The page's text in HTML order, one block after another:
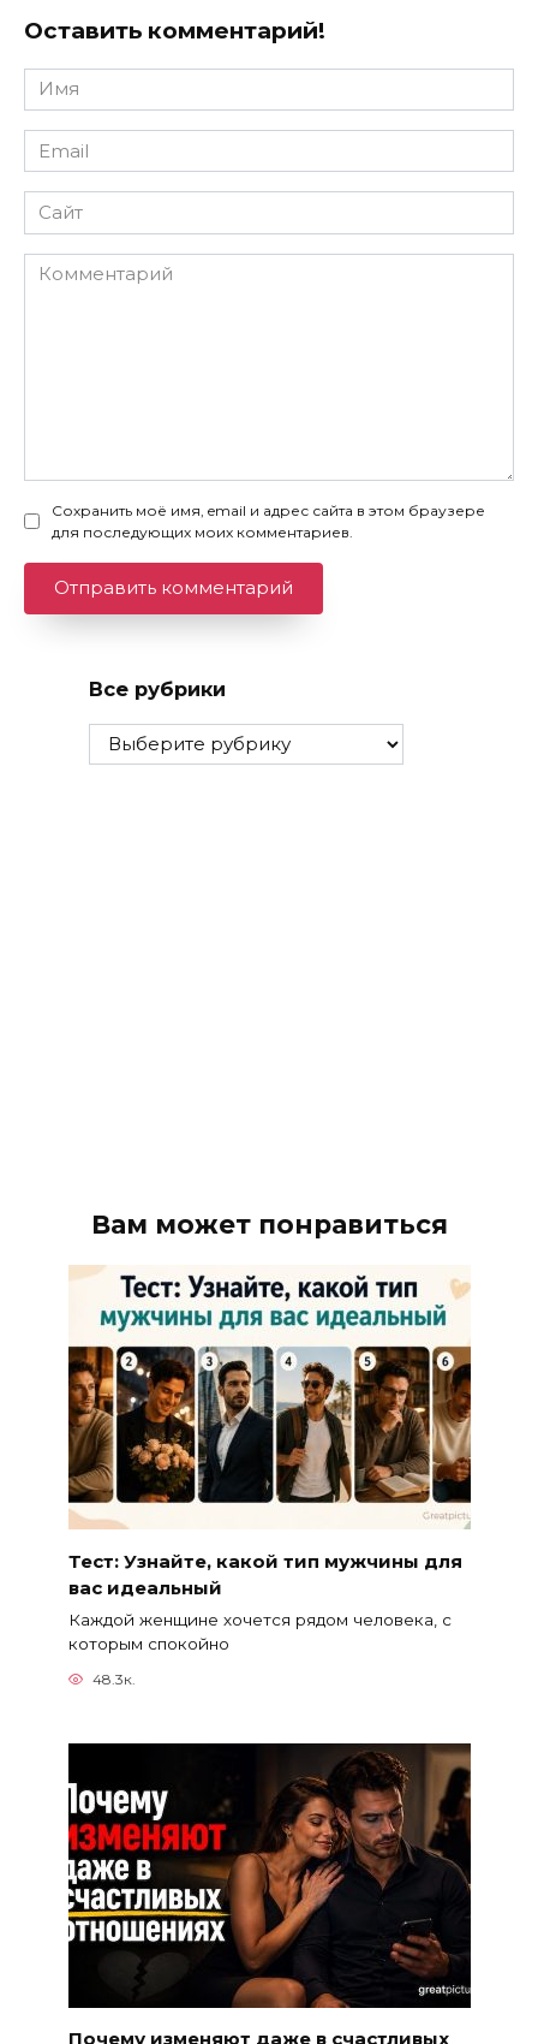
Оставить комментарий!
Имя
*
Email
*
Сайт
Комментарий
Сохранить моё имя, email и адрес сайта в этом браузере
для последующих моих комментариев.
Все рубрики
Все
рубрики
Вам может понравиться
Тест: Узнайте, какой тип мужчины для
вас идеальный
Каждой женщине хочется рядом человека, с
которым спокойно
48.3к.
Почему изменяют даже в счастливых